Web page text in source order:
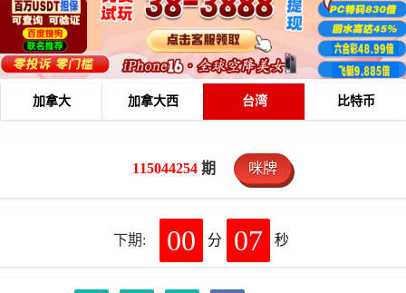
加拿大 加拿大西 台湾 比特币
115044254 期 咪牌
下期: 00 分 06 秒